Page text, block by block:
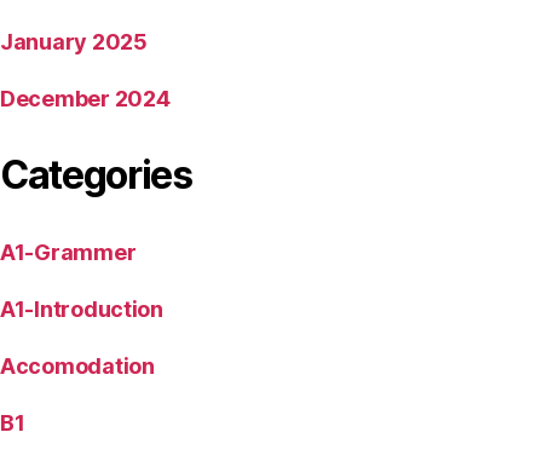
January 2025
December 2024
Categories
A1-Grammer
A1-Introduction
Accomodation
B1